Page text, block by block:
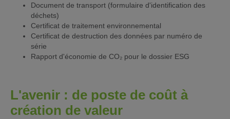
Document de transport (formulaire d'identification des
déchets)
Certificat de traitement environnemental
Certificat de destruction des données par numéro de
série
Rapport d'économie de CO₂ pour le dossier ESG
L'avenir : de poste de coût à
création de valeur